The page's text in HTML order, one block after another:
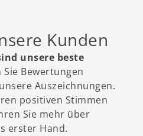
Kunden
unsere beste
Bewertungen
Auszeichnungen.
positiven Stimmen
Sie mehr über
erster Hand.